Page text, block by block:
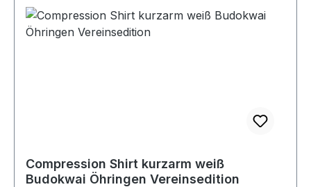
Compression Shirt kurzarm weiß
Budokwai Öhringen Vereinsedition